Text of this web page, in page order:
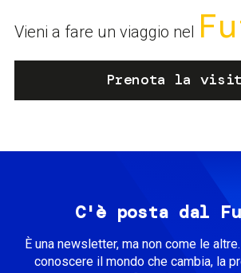
Vieni a fare un viaggio nel
Prenota la
C'è posta dal
È una newsletter, ma non come le
conoscere il mondo che cambia, la